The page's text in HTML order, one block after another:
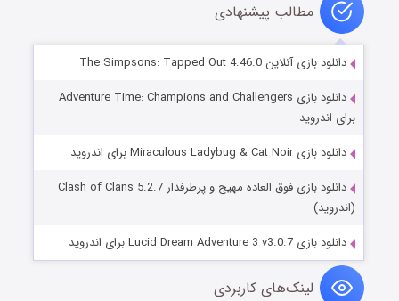
مطالب پیشنهادی
دانلود بازی آنلاین The Simpsons: Tapped Out 4.46.0
دانلود بازی Adventure Time: Champions and Challengers
برای اندروید
دانلود بازی Miraculous Ladybug & Cat Noir برای اندروید
دانلود بازی فوق العاده مهیج و پرطرفدار Clash of Clans 5.2.7
(اندروید)
دانلود بازی Lucid Dream Adventure 3 v3.0.7 برای اندروید
لینک‌های کاربردی